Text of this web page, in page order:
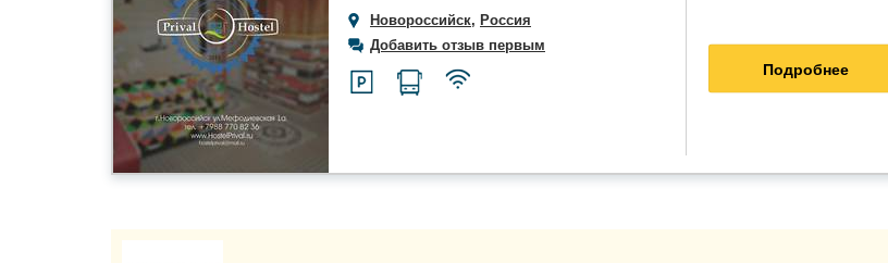
Новороссийск, Россия
Добавить отзыв первым
Подробнее